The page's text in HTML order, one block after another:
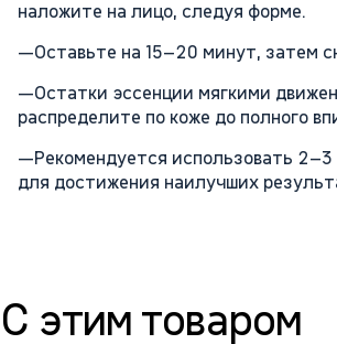
наложите на лицо, следуя форме.
—Оставьте на 15–20 минут, затем
—Остатки эссенции мягкими
распределите по коже до полного
—Рекомендуется использовать 2–3
для достижения наилучших
С этим товаром